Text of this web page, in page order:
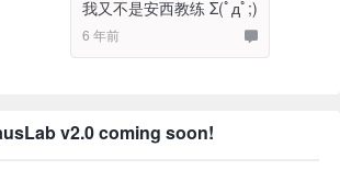
我又不是安西教练 Σ(ﾟдﾟ;)
6 年前
v2.0 coming soon!